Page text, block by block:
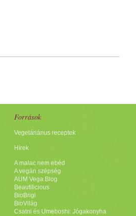
Források
Vegetáriánus receptek
Hírek
A malac nem ebéd
A vegán szépség
AUM Vega Blog
Beautilicious
BioBrigi
BioVilág
Csatni és Umeboshi: Jógakonyha